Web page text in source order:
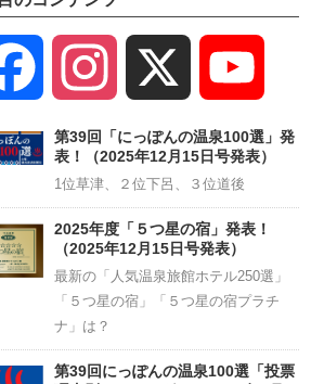
Facebook Instagram
Channel
第39回「にっぽんの温泉100選」発
表！（2025年12月15日号発表）
1位草津、２位下呂、３位道後
2025年度「５つ星の宿」発表！
（2025年12月15日号発表）
最新の「人気温泉旅館ホテル250選」
「５つ星の宿」「５つ星の宿プラチ
ナ」は？
第39回にっぽんの温泉100選「投票